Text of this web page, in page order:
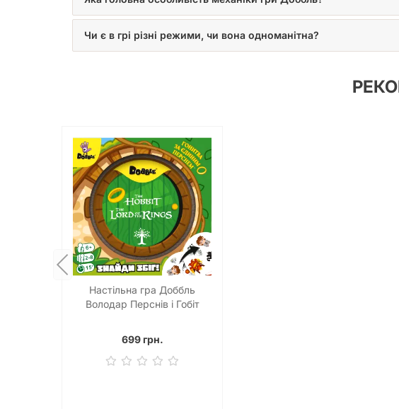
Чи є в грі різні режими, чи вона одноманітна?
Настільна гра Доббль
Володар Перснів і Гобіт
699 грн.